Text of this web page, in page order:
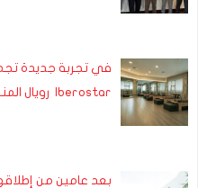
في تجربة جديدة
Iberostar رويال المنصور المهدية يطلق Pila…